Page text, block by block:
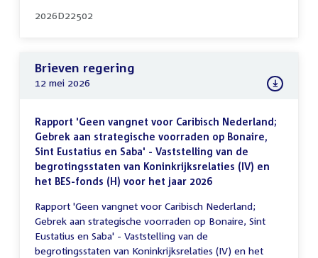
2026D22502
Brieven regering
12 mei 2026
Rapport 'Geen vangnet voor Caribisch Nederland;
Gebrek aan strategische voorraden op Bonaire,
Sint Eustatius en Saba' - Vaststelling van de
begrotingsstaten van Koninkrijksrelaties (IV) en
het BES-fonds (H) voor het jaar 2026
Rapport 'Geen vangnet voor Caribisch Nederland;
Gebrek aan strategische voorraden op Bonaire, Sint
Eustatius en Saba' - Vaststelling van de
begrotingsstaten van Koninkrijksrelaties (IV) en het